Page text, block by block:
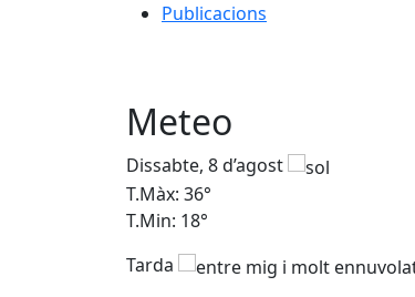
Publicacions
Meteo
Dissabte, 8 d’agost
T.Màx: 36°
T.Min: 18°
Tarda